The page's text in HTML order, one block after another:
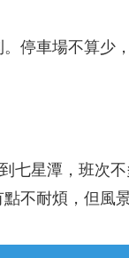
停車場不算少
七星潭，班次
不耐煩，但風景